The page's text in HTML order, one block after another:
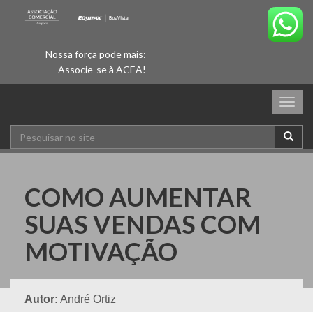
Nossa força pode mais:
Associe-se à ACEA!
COMO AUMENTAR
SUAS VENDAS COM
MOTIVAÇÃO
Autor: André Ortiz